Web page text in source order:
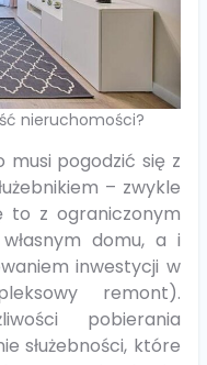
nieruchomości?
musi pogodzić się z
– zwykle
to z ograniczonym
domu, a i
inwestycji w
remont).
pobierania
służebności, które